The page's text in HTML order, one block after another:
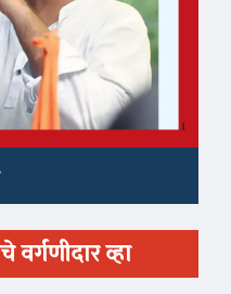
वर्गणीदार व्हा